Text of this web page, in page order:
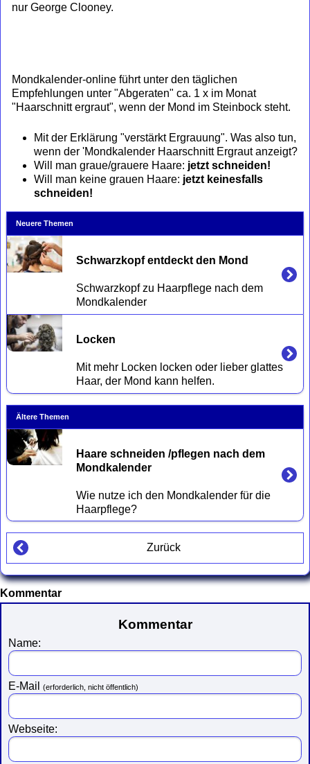
nur George Clooney.
Mondkalender-online führt unter den täglichen
Empfehlungen unter "Abgeraten" ca. 1 x im Monat
"Haarschnitt ergraut", wenn der Mond im Steinbock steht.
Mit der Erklärung "verstärkt Ergrauung". Was also tun,
wenn der 'Mondkalender Haarschnitt Ergraut anzeigt?
Will man graue/grauere Haare: jetzt schneiden!
Will man keine grauen Haare: jetzt keinesfalls
schneiden!
Neuere Themen
Schwarzkopf entdeckt den Mond
Schwarzkopf zu Haarpflege nach dem
Locken
Mit mehr Locken locken oder lieber glattes
Ältere Themen
Haare schneiden /pflegen nach dem
Mondkalender
Wie nutze ich den Mondkalender für die
Zurück
Kommentar
Kommentar
Name:
E-Mail (erforderlich, nicht öffentlich)
Webseite: